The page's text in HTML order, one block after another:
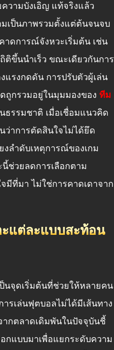
วามบังเอิญ แท้จริงแล้ว
เป็นภาพรวมตั้งแต่ต้นจนจบ
าดการณ์จังหวะเริ่มต้น เช่น
ขึ้นนำเร็ว ขณะเดียวกันการ
แรงกดดัน การปรับตัวผู้เล่น
ถูกรวมอยู่ในมุมมองของ ทีม
นธรรมชาติ เมื่อเชื่อมแนวคิด
ว่าการตัดสินใจไม่ได้ยึด
งลำดับเหตุการณ์ของเกม
ช่วยลดการเลือกตาม
ที่มา ไม่ใช่การคาดเดาจาก
แต่ละแบบสะท้อน
ป็นจุดเริ่มต้นที่ช่วยให้หลายคน
รเล่นฟุตบอลไม่ได้มีเส้นทาง
ากตลาดเดิมพันในปัจจุบันชี้
กแบบมาเพื่อแยกระดับความ